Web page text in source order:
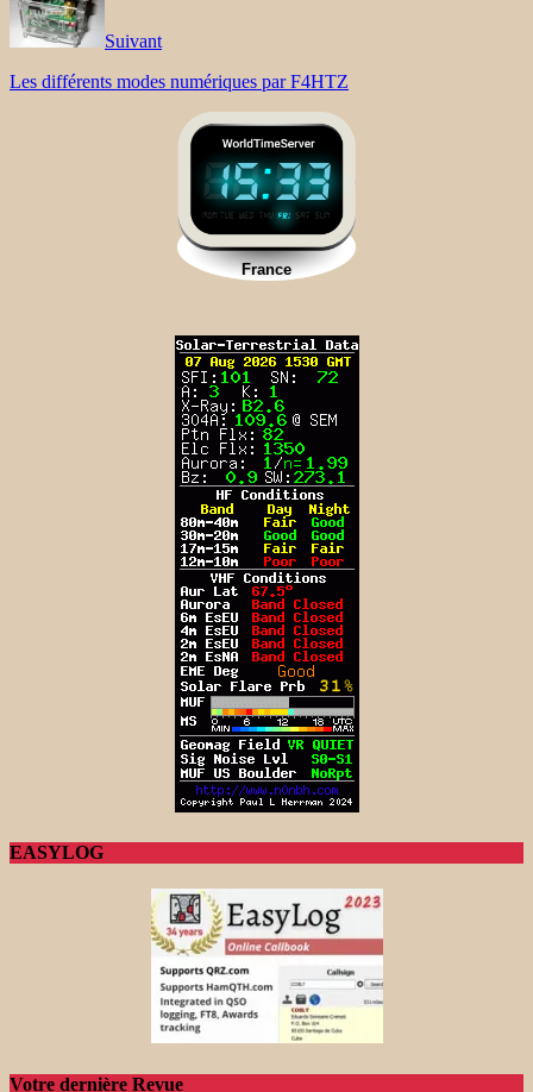
Suivant
Les différents modes numériques par F4HTZ
EASYLOG
Votre dernière Revue